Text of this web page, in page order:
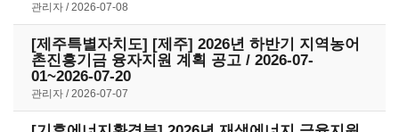
관리자 2026-07-08
[제주특별자치도] [제주] 2026년 하반기 지역농어
촌진흥기금 융자지원 계획 공고 / 2026-07-
01~2026-07-20
관리자 2026-07-07